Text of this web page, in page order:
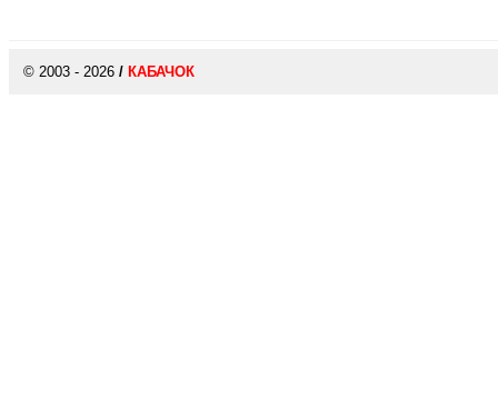
© 2003 - 2026 / КАБАЧОК